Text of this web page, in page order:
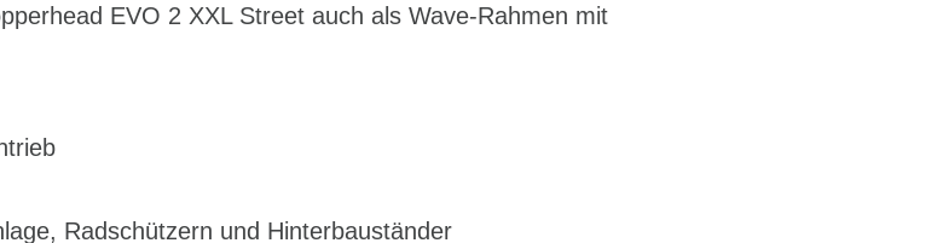
EVO 2 XXL Street auch als Wave-Rahmen mit
Radschützern und Hinterbauständer